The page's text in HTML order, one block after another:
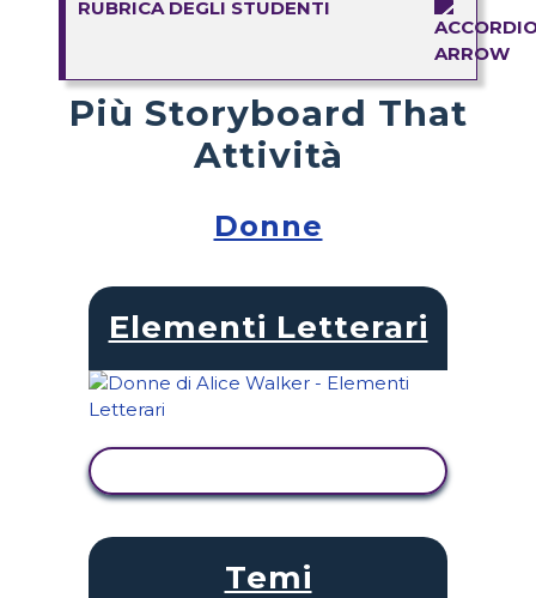
RUBRICA DEGLI STUDENTI
Più Storyboard That
Attività
Donne
Elementi Letterari
Temi